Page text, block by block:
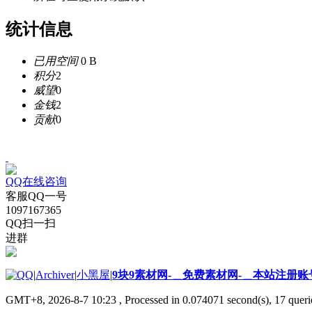
统计信息
已用空间0 B
积分2
威望0
金钱2
贡献0
QQ在线咨询
客服QQ一号
1097167365
QQ扫一扫
进群
|Archiver|小黑屋|9块9素材网-＿免费素材网-＿本站注册账
GMT+8, 2026-8-7 10:23 , Processed in 0.074071 second(s), 17